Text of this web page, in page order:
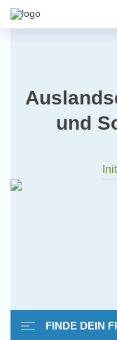
und
FINDE DEIN